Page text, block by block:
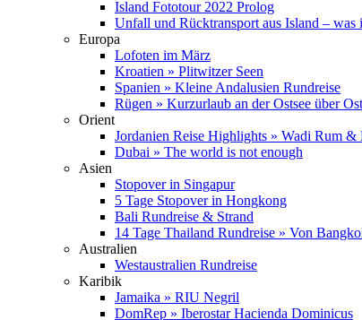
Island Fototour 2022 Prolog
Unfall und Rücktransport aus Island – was
Europa
Lofoten im März
Kroatien » Plitwitzer Seen
Spanien » Kleine Andalusien Rundreise
Rügen » Kurzurlaub an der Ostsee über
Orient
Jordanien Reise Highlights » Wadi Rum &
Dubai » The world is not enough
Asien
Stopover in Singapur
5 Tage Stopover in Hongkong
Bali Rundreise & Strand
14 Tage Thailand Rundreise » Von
Australien
Westaustralien Rundreise
Karibik
Jamaika » RIU Negril
DomRep » Iberostar Hacienda Dominicus